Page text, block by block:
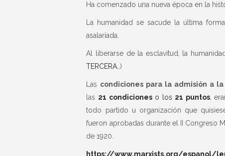
Ha comenzado una nueva época en la
La humanidad se sacude la última
asalariada.
Al liberarse de la esclavitud, la
TERCERA ..)
Las condiciones para la admisión a
las 21 condicioneso los 21 puntos,
todo partido u organización que
fueron aprobadas durante el II Congreso
de 1920.
https://www.marxists.org/espanol/